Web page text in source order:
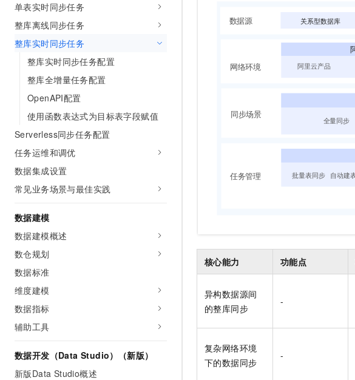
单表实时同步任务
整库离线同步任务
整库实时同步任务
整库实时同步任务配置
整库全增量任务配置
OpenAPI配置
使用函数表达式为目标表字段赋值
Serverless同步任务配置
任务运维和调优
数据集成设置
常见业务场景与最佳实践
数据建模
数据建模概述
数仓规划
数据标准
维度建模
数据指标
辅助工具
数据开发（Data Studio）（新版）
新版Data Studio概述
核心能力 功能点
异构数据源间
的整库同步
-
复杂网络环境
下的数据同步
-
在企业官网、通讯软件中为客户提供 AI 客服
迁移与运维管理